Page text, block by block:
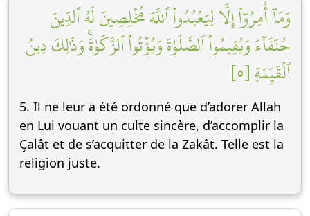
وَمَآ أُمِرُوٓاْ إِلَّا لِيَعۡبُدُواْ ٱللَّهَ مُخۡلِصِينَ لَهُ ٱلدِّينَ
حُنَفَآءَ وَيُقِيمُواْ ٱلصَّلَوٰةَ وَيُؤۡتُواْ ٱلزَّكَوٰةَۚ وَذَٰلِكَ دِينُ
ٱلۡقَيِّمَةِ [٥]
5. Il ne leur a été ordonné que d’adorer Allah
en Lui vouant un culte sincère, d’accomplir la
Çalât et de s’acquitter de la Zakât. Telle est la
religion juste.